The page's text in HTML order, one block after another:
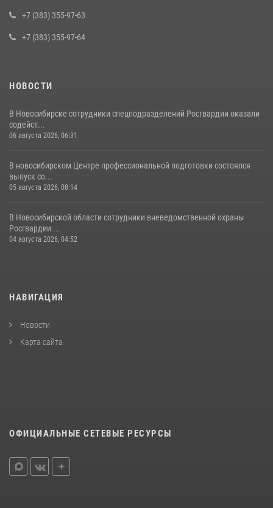
10 июля 2026, 04:33
+7 (383) 355-97-63
+7 (383) 355-97-64
НОВОСТИ
В Новосибирске сотрудники спецподразделений Росгвардии оказали
содейст...
06 августа 2026, 06:31
В новосибирском Центре профессиональной подготовки состоялся
выпуск со...
05 августа 2026, 08:14
В Новосибирской области сотрудники вневедомственной охраны
Росгвардии ...
04 августа 2026, 04:52
НАВИГАЦИЯ
Новости
Карта сайта
ОФИЦИАЛЬНЫЕ СЕТЕВЫЕ РЕСУРСЫ